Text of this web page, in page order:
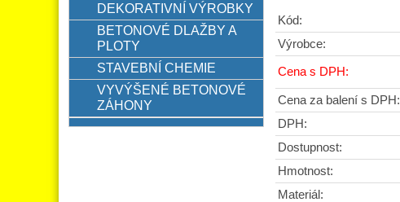
Kód:
Výrobce:
Cena s DPH:
Cena za balení s DPH:
DPH:
Dostupnost:
Hmotnost:
Materiál:
DEKORATIVNÍ VÝROBKY
BETONOVÉ DLAŽBY A
PLOTY
STAVEBNÍ CHEMIE
VYVÝŠENÉ BETONOVÉ
ZÁHONY